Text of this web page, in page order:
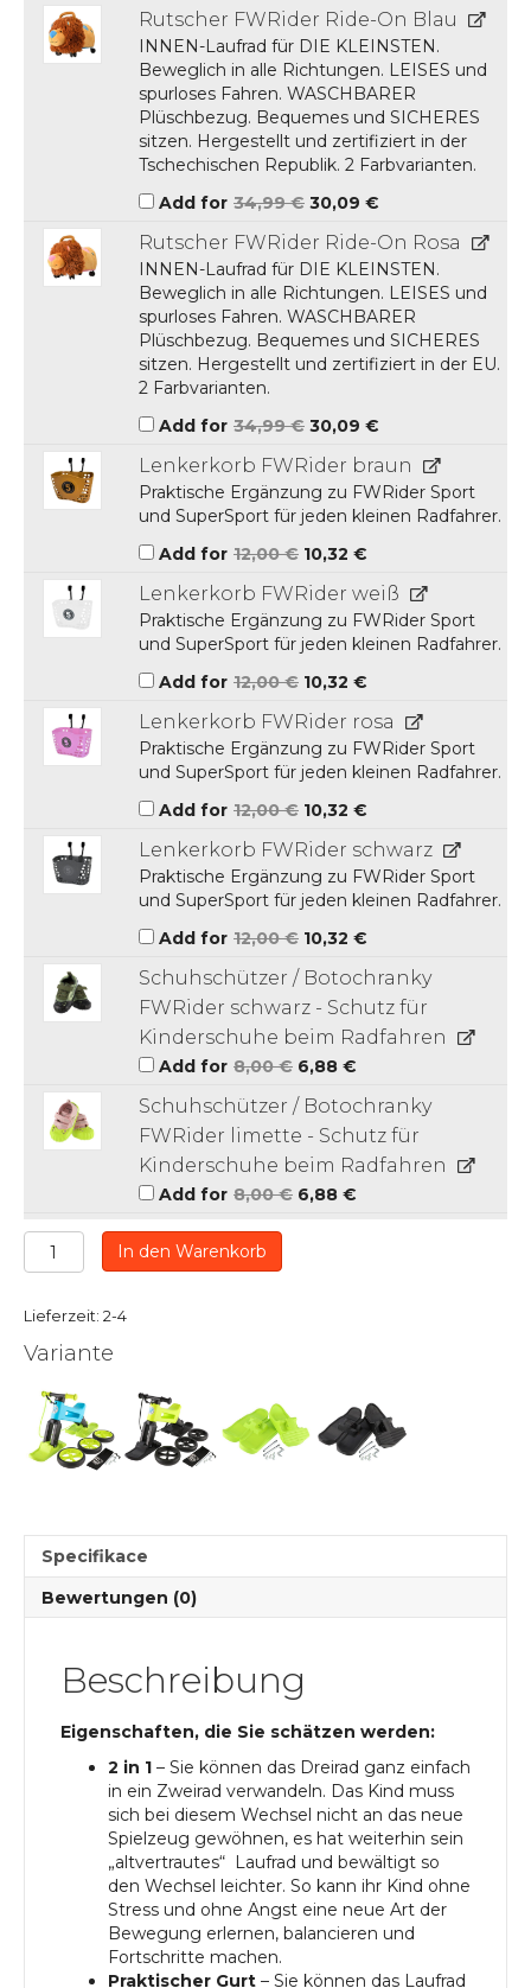
Rutscher FWRider Ride-On Blau
INNEN-Laufrad für DIE KLEINSTEN.
Beweglich in alle Richtungen. LEISES und
spurloses Fahren. WASCHBARER
Plüschbezug. Bequemes und SICHERES
sitzen. Hergestellt und zertifiziert in der
Tschechischen Republik. 2 Farbvarianten.
Add for 34,99€ Ursprünglicher
Preis
war:
34,99 €
30,09 €
30,09 €.
Rutscher FWRider Ride-On Rosa
INNEN-Laufrad für DIE KLEINSTEN.
Beweglich in alle Richtungen. LEISES und
spurloses Fahren. WASCHBARER
Plüschbezug. Bequemes und SICHERES
sitzen. Hergestellt und zertifiziert in der EU.
2 Farbvarianten.
Add for 34,99€ Ursprünglicher
Preis
war:
34,99 €
30,09 €
30,09 €.
Lenkerkorb FWRider braun
Praktische Ergänzung zu FWRider Sport
und SuperSport für jeden kleinen Radfahrer.
Add for 12,00€ Ursprünglicher
Preis
war:
12,00 €
10,32 €
ist:
10,32 €.
Lenkerkorb FWRider weiß
Praktische Ergänzung zu FWRider Sport
und SuperSport für jeden kleinen Radfahrer.
Add for 12,00€ Ursprünglicher
Preis
war:
12,00 €
10,32 €
10,32 €.
Lenkerkorb FWRider rosa
Praktische Ergänzung zu FWRider Sport
und SuperSport für jeden kleinen Radfahrer.
Add for 12,00€ Ursprünglicher
Preis
war:
12,00 €
10,32 €
ist:
10,32 €.
Lenkerkorb FWRider schwarz
Praktische Ergänzung zu FWRider Sport
und SuperSport für jeden kleinen Radfahrer.
Add for 12,00€ Ursprünglicher
Preis
12,00 €
10,32 €
10,32 €.
Schuhschützer / Botochranky
FWRider schwarz - Schutz für
Kinderschuhe beim Radfahren
Add for 8,00€ Ursprünglicher
Preis
war:
8,00 €
6,88 €
ist:
6,88 €.
Schuhschützer / Botochranky
FWRider limette - Schutz für
Kinderschuhe beim Radfahren
Add for 8,00€ Ursprünglicher
Preis
6,88 €
Laufrad
FWRider
2in1
mit
und
leisen
Rollen
In den Warenkorb
Lieferzeit: 2-4
Variante
Specifikace
Bewertungen (0)
Beschreibung
Eigenschaften, die Sie schätzen werden:
2 in 1 – Sie können das Dreirad ganz einfach
in ein Zweirad verwandeln. Das Kind muss
sich bei diesem Wechsel nicht an das neue
Spielzeug gewöhnen, es hat weiterhin sein
„altvertrautes“ Laufrad und bewältigt so
den Wechsel leichter. So kann ihr Kind ohne
Stress und ohne Angst eine neue Art der
Bewegung erlernen, balancieren und
Fortschritte machen.
Praktischer Gurt – Sie können das Laufrad